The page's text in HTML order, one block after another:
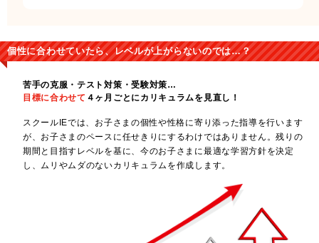
個性に合わせていたら、レベルが上がらないのでは…？
苦手の克服・テスト対策・受験対策…
目標に合わせて ４ヶ月ごとにカリキュラムを見直し！
スクールIEでは、お子さまの個性や性格に寄り添った指導を行います
が、お子さまのペースに任せきりにするわけではありません。残りの
期間と目指すレベルを基に、今のお子さまに最適な学習方針を決定
し、ムリやムダのないカリキュラムを作成します。